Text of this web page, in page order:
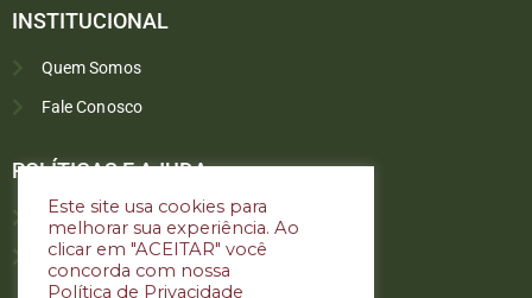
INSTITUCIONAL
Quem Somos
Fale Conosco
POLÍTICAS E AJUDA
Política de troca e devoluções
Política de privacidade
Este site usa cookies para
melhorar sua experiência. Ao
clicar em "ACEITAR" você
concorda com nossa
Política de Privacidade
Atendimento